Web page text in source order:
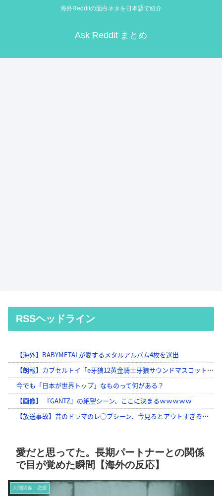
海外Redditの面白ネタを日本語で紹介
Ask Reddit まとめ
RSSヘッドライン
愛だと思ってた。長期パートナーとの関係
で目が覚めた瞬間【海外の反応】
人間関係・恋愛